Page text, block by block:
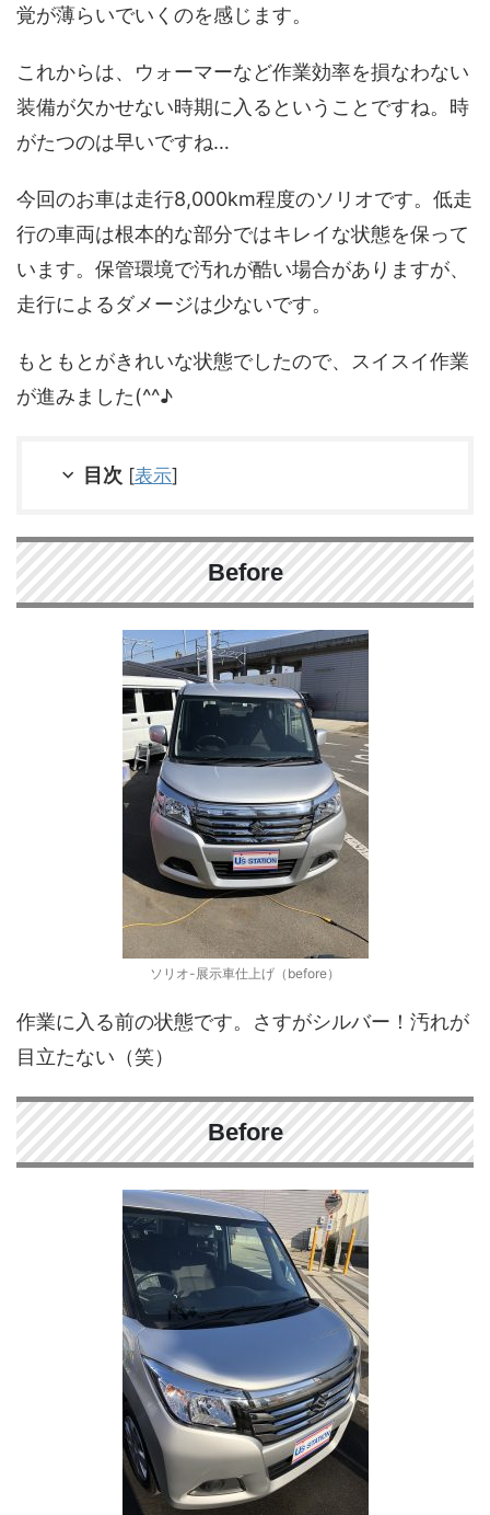
覚が薄らいでいくのを感じます。
これからは、ウォーマーなど作業効率を損なわない
装備が欠かせない時期に入るということですね。時
がたつのは早いですね…
今回のお車は走行8,000km程度のソリオです。低走
行の車両は根本的な部分ではキレイな状態を保って
います。保管環境で汚れが酷い場合がありますが、
走行によるダメージは少ないです。
もともとがきれいな状態でしたので、スイスイ作業
が進みました(^^♪
目次 [表示]
Before
ソリオ-展示車仕上げ（before）
作業に入る前の状態です。さすがシルバー！汚れが
目立たない（笑）
Before